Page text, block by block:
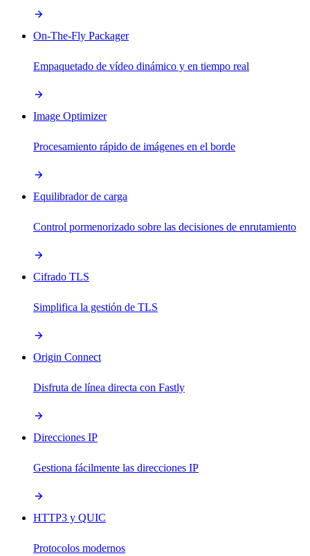
On-The-Fly Packager
Empaquetado de vídeo dinámico y en tiempo real
Image Optimizer
Procesamiento rápido de imágenes en el borde
Equilibrador de carga
Control pormenorizado sobre las decisiones de enrutamiento
Cifrado TLS
Simplifica la gestión de TLS
Origin Connect
Disfruta de línea directa con Fastly
Direcciones IP
Gestiona fácilmente las direcciones IP
HTTP3 y QUIC
Protocolos modernos